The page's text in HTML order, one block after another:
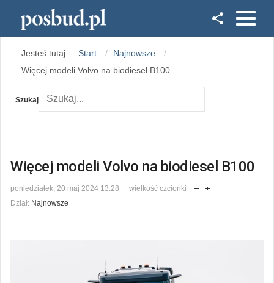
Instagram
Jesteś tutaj: Start
Najnowsze
Więcej modeli Volvo na biodiesel B100
Szukaj
Więcej modeli Volvo na biodiesel B100
poniedziałek, 20 maj 2024 13:28
wielkość czcionki
Dział: Najnowsze